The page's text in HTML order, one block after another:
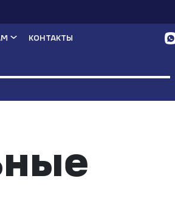
КОНТАКТЫ